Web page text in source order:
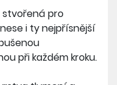
stvořená pro
i ty nejpřísnější
při každém kroku.